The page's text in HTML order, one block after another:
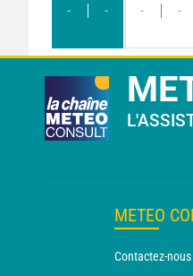
- - - -
METEO
Contactez-nous